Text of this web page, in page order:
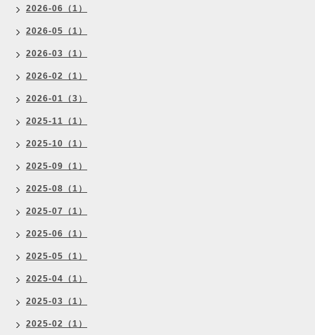
2026-06（1）
2026-05（1）
2026-03（1）
2026-02（1）
2026-01（3）
2025-11（1）
2025-10（1）
2025-09（1）
2025-08（1）
2025-07（1）
2025-06（1）
2025-05（1）
2025-04（1）
2025-03（1）
2025-02（1）